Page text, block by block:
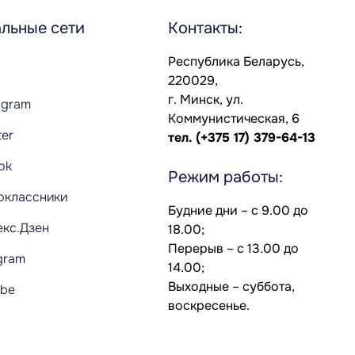
сети Контакты:
Республика Беларусь,
220029,
г. Минск, ул.
Коммунистическая, 6
тел. (+375 17) 379-64-13
Режим работы:
Будние дни – с 9.00 до
18.00;
Перерыв – с 13.00 до
14.00;
Выходные – суббота,
воскресенье.